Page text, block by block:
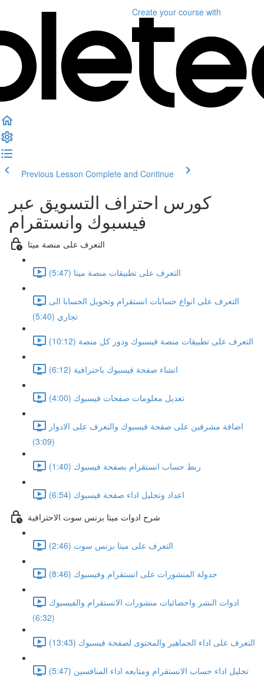
Create your course with
Previous Lesson Complete and Continue
كورس احتراف التسويق عبر
فيسبوك وانستقرام
التعرف على منصة ميتا
التعرف على تطبيقات منصة ميتا (5:47)
التعرف على انواع حسابات انستقرام وتحويل الحسابا الى
تجاري (5:40)
التعرف على تطبيقات منصة فيسبوك ودور كل منصة (10:12)
انشاء صفحة فيسبوك باحترافية (6:12)
تعديل معلومات صفحات فيسبوك (4:00)
اضافة مشرفين على صفحة فيسبوك والتعرف على الادوار
(3:09)
ربط حساب انستقرام بصفحة فيسبوك (1:40)
اعداد وتحليل اداء صفحة فيسبوك (6:54)
شرح ادوات ميتا بزنس سوت الاحترافية
التعرف على ميتا بزنس سوت (2:46)
جدولة المنشورات على انستقرام وفيسبوك (8:46)
ادوات النشر واحصائيات منشورات الانستقرام والفيسبوك
(6:32)
التعرف على اداء الجماهير والمحتوى لصفحة فيسبوك (13:43)
تحليل اداء حساب الانستقرام ومتابعه اداء المنافسين (5:47)